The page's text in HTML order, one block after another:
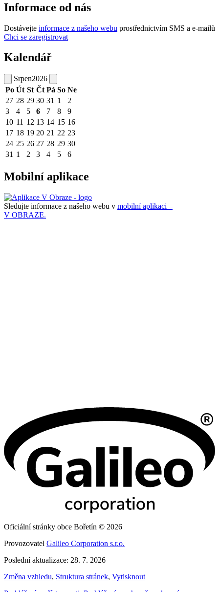
Informace od nás
Dostávejte informace z našeho webu prostřednictvím SMS a e-mailů
Chci se zaregistrovat
Kalendář
Srpen2026
Po Út St Čt Pá So Ne
27 28 29 30 31 1
2
3
4 5 6 7 8
9
10 11 12 13 14 15 16
17 18 19 20 21 22 23
24 25 26 27 28 29 30
31 1 2 3 4 5 6
Mobilní aplikace
Sledujte informace z našeho webu v mobilní aplikaci –
V OBRAZE.
Oficiální stránky obce Bořetín © 2026
Provozovatel Galileo Corporation s.r.o.
Poslední aktualizace: 28. 7. 2026
Změna vzhledu, Struktura stránek, Vytisknout